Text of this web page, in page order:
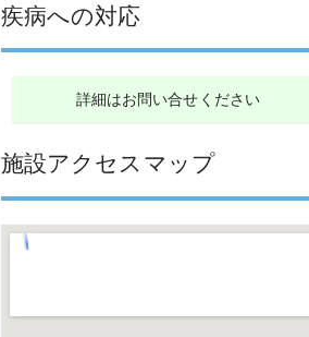
疾病への対応
詳細はお問い合せください
施設アクセスマップ